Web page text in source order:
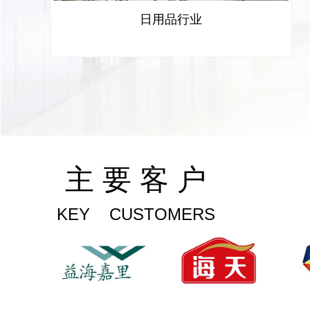
主 要 客 户
KEY CUSTOMERS
日用品行业